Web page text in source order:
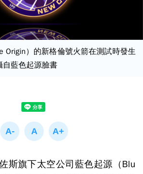
Origin）的新格倫號火箭在測試時發生
自藍色起源臉書
斯旗下太空公司藍色起源（Blu